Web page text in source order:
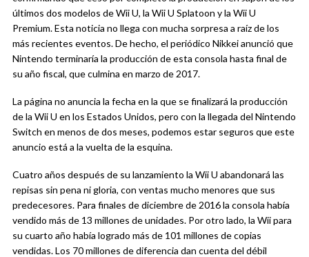
últimos dos modelos de Wii U, la Wii U Splatoon y la Wii U
Premium. Esta noticia no llega con mucha sorpresa a raíz de los
más recientes eventos. De hecho, el periódico Nikkei anunció que
Nintendo terminaría la producción de esta consola hasta final de
su año fiscal, que culmina en marzo de 2017.
La página no anuncia la fecha en la que se finalizará la producción
de la Wii U en los Estados Unidos, pero con la llegada del Nintendo
Switch en menos de dos meses, podemos estar seguros que este
anuncio está a la vuelta de la esquina.
Cuatro años después de su lanzamiento la Wii U abandonará las
repisas sin pena ni gloria, con ventas mucho menores que sus
predecesores. Para finales de diciembre de 2016 la consola había
vendido más de 13 millones de unidades. Por otro lado, la Wii para
su cuarto año había logrado más de 101 millones de copias
vendidas. Los 70 millones de diferencia dan cuenta del débil